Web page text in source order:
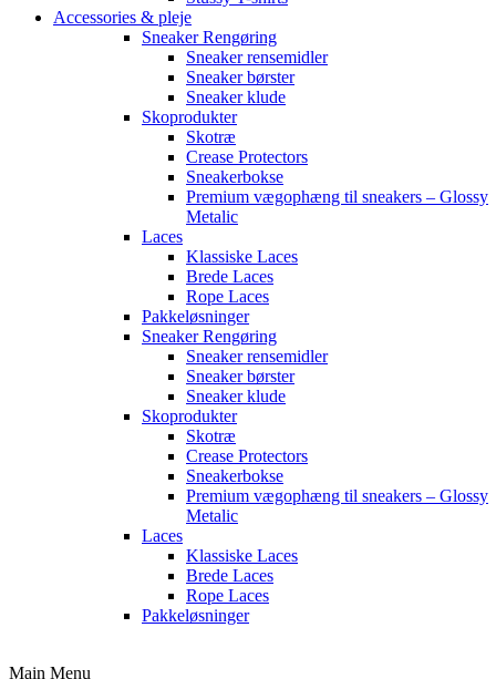
Accessories & pleje
Sneaker Rengøring
Sneaker rensemidler
Sneaker børster
Sneaker klude
Skoprodukter
Skotræ
Crease Protectors
Sneakerbokse
Premium vægophæng til sneakers – Glossy
Metalic
Laces
Klassiske Laces
Brede Laces
Rope Laces
Pakkeløsninger
Sneaker Rengøring
Sneaker rensemidler
Sneaker børster
Sneaker klude
Skoprodukter
Skotræ
Crease Protectors
Sneakerbokse
Premium vægophæng til sneakers – Glossy
Metalic
Laces
Klassiske Laces
Brede Laces
Rope Laces
Pakkeløsninger
Main Menu